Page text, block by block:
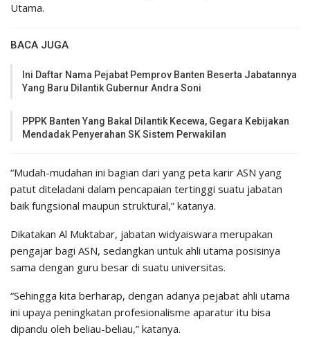
Utama.
BACA JUGA
Ini Daftar Nama Pejabat Pemprov Banten Beserta Jabatannya
Yang Baru Dilantik Gubernur Andra Soni
PPPK Banten Yang Bakal Dilantik Kecewa, Gegara Kebijakan
Mendadak Penyerahan SK Sistem Perwakilan
“Mudah-mudahan ini bagian dari yang peta karir ASN yang
patut diteladani dalam pencapaian tertinggi suatu jabatan
baik fungsional maupun struktural,” katanya.
Dikatakan Al Muktabar, jabatan widyaiswara merupakan
pengajar bagi ASN, sedangkan untuk ahli utama posisinya
sama dengan guru besar di suatu universitas.
“Sehingga kita berharap, dengan adanya pejabat ahli utama
ini upaya peningkatan profesionalisme aparatur itu bisa
dipandu oleh beliau-beliau,” katanya.